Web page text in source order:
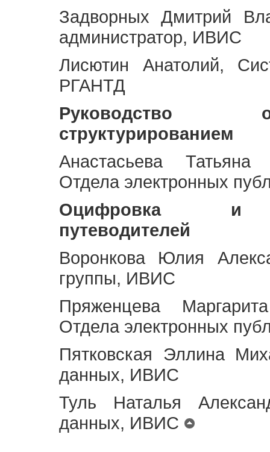
Задворных Дмитрий
администратор, ИВИС
Лисютин Анатолий,
РГАНТД
Руководство
структурированием
Анастасьева Татьяна
Отдела электронных
Оцифровка и
путеводителей
Воронкова Юлия
группы, ИВИС
Пряженцева
Отдела электронных
Пятковская Эллина
данных, ИВИС
Туль Наталья
данных, ИВИС